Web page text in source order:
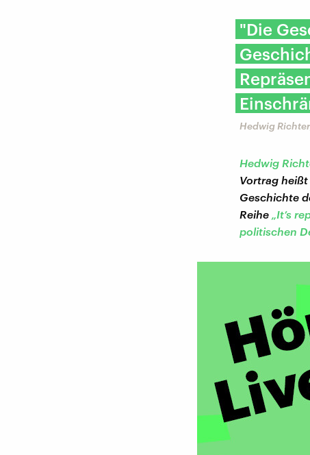
"Die
Hedwig
Hedwig
Vortrag
Geschichte
Reihe „It’s
politischen